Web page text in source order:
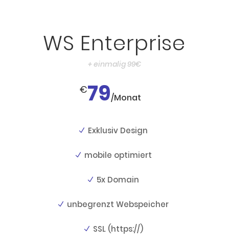
WS Enterprise
+ einmalig 99€
€79/Monat
Exklusiv Design
mobile optimiert
5x Domain
unbegrenzt Webspeicher
SSL (https://)